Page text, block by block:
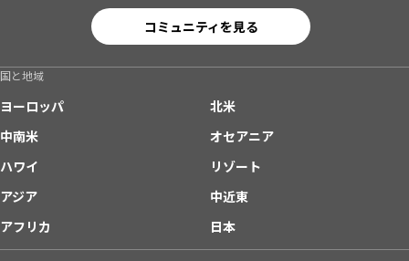
コミュニティを見る
国と地域
ヨーロッパ
北米
中南米
オセアニア
ハワイ
リゾート
アジア
中近東
アフリカ
日本